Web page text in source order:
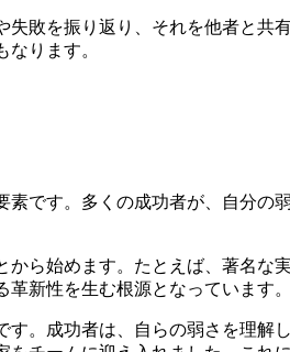
敗を振り返り、それを他者と
ります。
です。多くの成功者が、自分
ら始めます。たとえば、著名
新性を生む根源となっています。
。成功者は、自らの弱さを理